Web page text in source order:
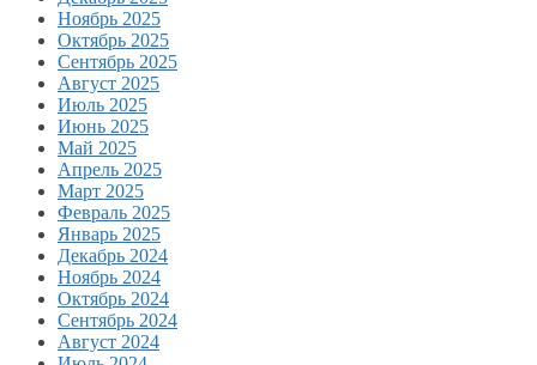
Ноябрь 2025
Октябрь 2025
Сентябрь 2025
Август 2025
Июль 2025
Июнь 2025
Май 2025
Апрель 2025
Март 2025
Февраль 2025
Январь 2025
Декабрь 2024
Ноябрь 2024
Октябрь 2024
Сентябрь 2024
Август 2024